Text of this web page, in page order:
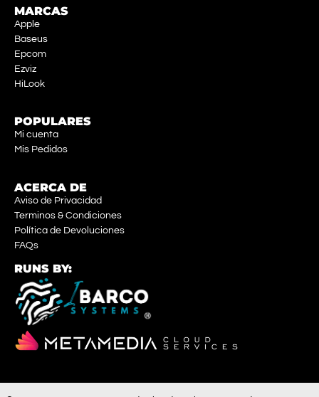
MARCAS
Apple
Baseus
Epcom
Ezviz
HiLook
POPULARES
Mi cuenta
Mis Pedidos
ACERCA DE
Aviso de Privacidad
Terminos & Condiciones
Política de Devoluciones
FAQs
RUNS BY: